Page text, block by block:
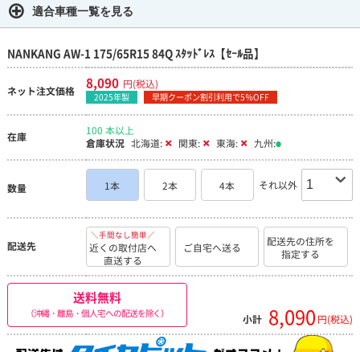
適合車種一覧を見る
NANKANG AW-1 175/65R15 84Q ｽﾀｯﾄﾞﾚｽ【ｾｰﾙ品】
ネット注文価格 8,090 円(税込)
2025年製 早期クーポン割引利用で5％OFF
在庫
100 本以上
倉庫状況 北海道: 関東: 東海: 九州:
数量 1本 2本 4本 それ以外
配送先
＼手間なし簡単／
近くの取付店へ
直送する
ご自宅へ送る
配送先の住所を
指定する
送料無料
（沖縄・離島・個人宅への配送を除く） 小計 8,090 円(税込)